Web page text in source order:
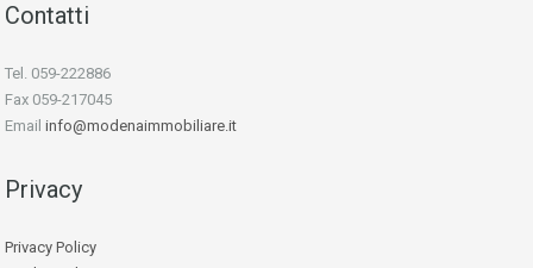
Contatti
Tel. 059-222886
Fax 059-217045
Email info@modenaimmobiliare.it
Privacy
Privacy Policy